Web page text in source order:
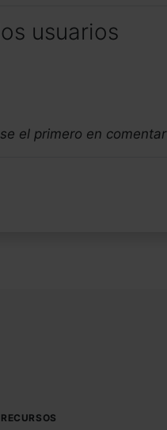
usuarios
el primero en comentar
RECURSOS